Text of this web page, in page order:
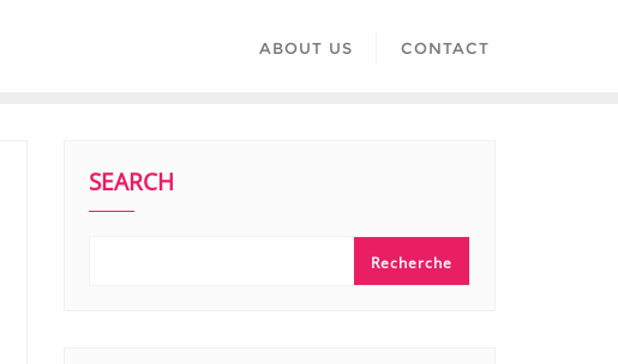
ABOUT US CONTACT
SEARCH
Recherche